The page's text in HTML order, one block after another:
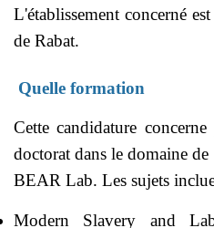
L'établissement concerné
de Rabat.
Quelle formation
Cette candidature
doctorat dans le domaine
BEAR Lab. Les sujets
Modern Slavery and